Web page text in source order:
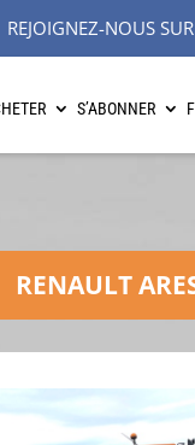
REJOIGNEZ-NOUS
S’ABONNER
RENAULT